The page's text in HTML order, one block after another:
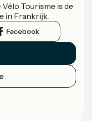
Tourisme is de
in Frankrijk.
Facebook